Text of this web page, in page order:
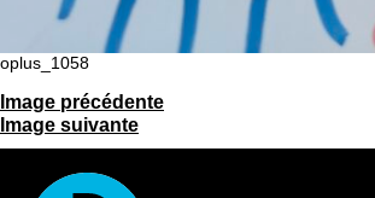
oplus_1058
Image précédente
Image suivante